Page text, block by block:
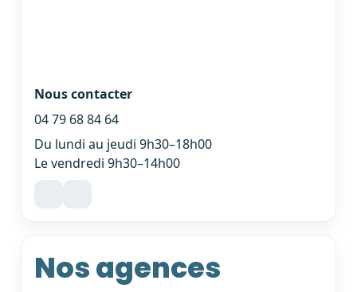
Nous contacter
04 79 68 84 64
Du lundi au jeudi 9h30–18h00
Le vendredi 9h30–14h00
Nos agences